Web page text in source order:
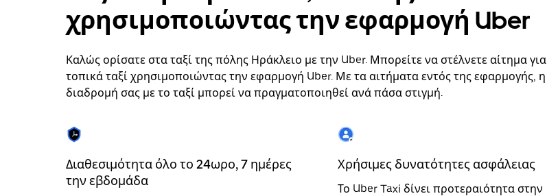
επιλέξετε
μια
Πατήστε
το
πλήκτρο
escape
κλείσετε
το
ημερολόγιο.
χρησιμοποιώντας την εφαρμογή Uber
Καλώς ορίσατε στα ταξί της πόλης Ηράκλειο με την Uber. Μπορείτε να στέλνετε αίτημα για
τοπικά ταξί χρησιμοποιώντας την εφαρμογή Uber. Με τα αιτήματα εντός της εφαρμογής, η
διαδρομή σας με το ταξί μπορεί να πραγματοποιηθεί ανά πάσα στιγμή.
Διαθεσιμότητα όλο το 24ωρο, 7 ημέρες
την εβδομάδα
Χρήσιμες δυνατότητες ασφάλειας
Το Uber Taxi δίνει προτεραιότητα στην